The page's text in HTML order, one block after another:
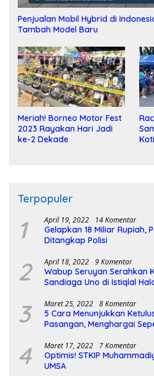
Penjualan Mobil Hybrid di
Tambah Model Baru
Meriah! Borneo Motor Fest
2023 Rayakan Hari Jadi
ke-2 Dekade
Terpopuler
1 April 19, 2022 14 Komentar
Gelapkan 18 Miliar Rupiah,
Ditangkap Polisi
2 April 18, 2022 9 Komentar
Wabup Seruyan Serahkan
Sandiaga Uno di Istiqlal
3 Maret 25, 2022 8 Komentar
5 Cara Menunjukkan
Pasangan, Menghargai
4 Maret 17, 2022 7 Komentar
Optimis! STKIP
UMSA